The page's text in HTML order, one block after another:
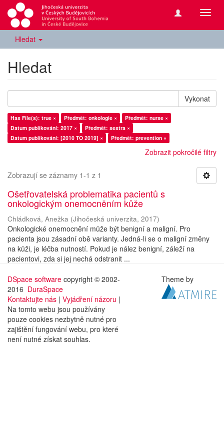
Hledat
Hledat
Vykonat
Has File(s): true × Předmět: onkologie ×
Předmět: nurse ×
Datum publikování: 2017 ×
Předmět: sestra ×
Datum publikování: [2010 TO 2019] ×
Předmět: prevention ×
Zobrazit pokročilé filtry
Zobrazují se záznamy 1-1 z 1
Ošetřovatelská problematika pacientů s
onkologickým onemocněním kůže
Chládková, Anežka (Jihočeská univerzita, 2017)
Onkologické onemocnění může být benigní a maligní. Pro
pacienta jsou zásadní obě varianty. Jedná-li se o maligní změny
na kůži, je léčba nutností. Pokud je nález benigní, záleží na
pacientovi, zda si jej nechá odstranit ...
DSpace software copyright © 2002-
2016 DuraSpace
Kontaktujte nás | Vyjádření názoru |
Na tomto webu jsou používány
pouze cookies nezbytně nutné pro
zajištění fungování webu, pro které
není nutné získat souhlas.
Theme by